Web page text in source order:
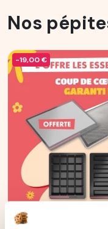
Nos
-19,00 €
Les